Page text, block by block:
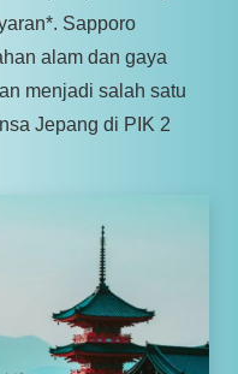
Sapporo
alam dan gaya
menjadi salah satu
Jepang di PIK 2